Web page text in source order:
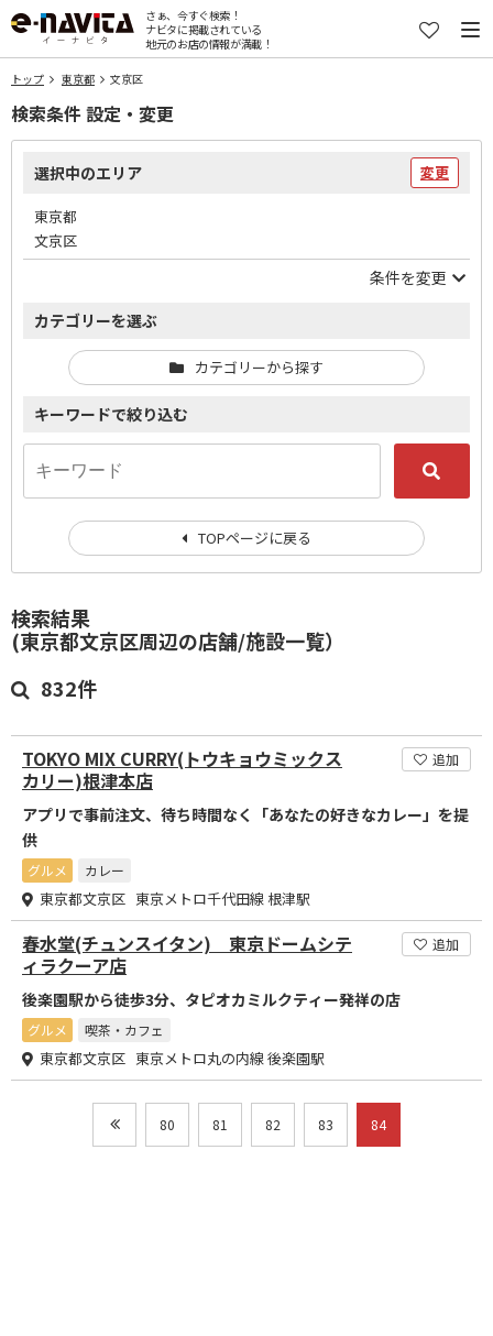
さぁ、今すぐ検索！
ナビタに掲載されている
地元のお店の情報が満載！
トップ 東京都 文京区
検索結果
(東京都文京区周辺の店舗/施設一覧）
832件
TOKYO MIX CURRY(トウキョウミックス
カリー)根津本店
追加
アプリで事前注文、待ち時間なく「あなたの好きなカレー」を提
供
グルメ カレー
東京都文京区 東京メトロ千代田線 根津駅
春水堂(チュンスイタン) 東京ドームシテ
ィラクーア店
追加
後楽園駅から徒歩3分、タピオカミルクティー発祥の店
グルメ 喫茶・カフェ
東京都文京区 東京メトロ丸の内線 後楽園駅
80 81 82 83 84
検索条件 設定・変更
選択中のエリア 変更
東京都
文京区
条件を変更
カテゴリーを選ぶ
カテゴリーから探す
キーワードで絞り込む
TOPページに戻る